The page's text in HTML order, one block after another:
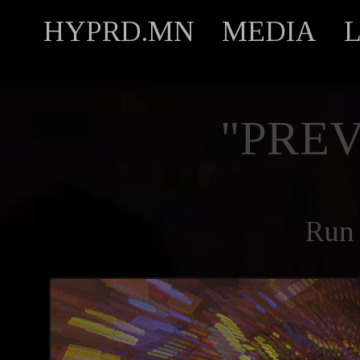
HYPRD.MN MEDIA